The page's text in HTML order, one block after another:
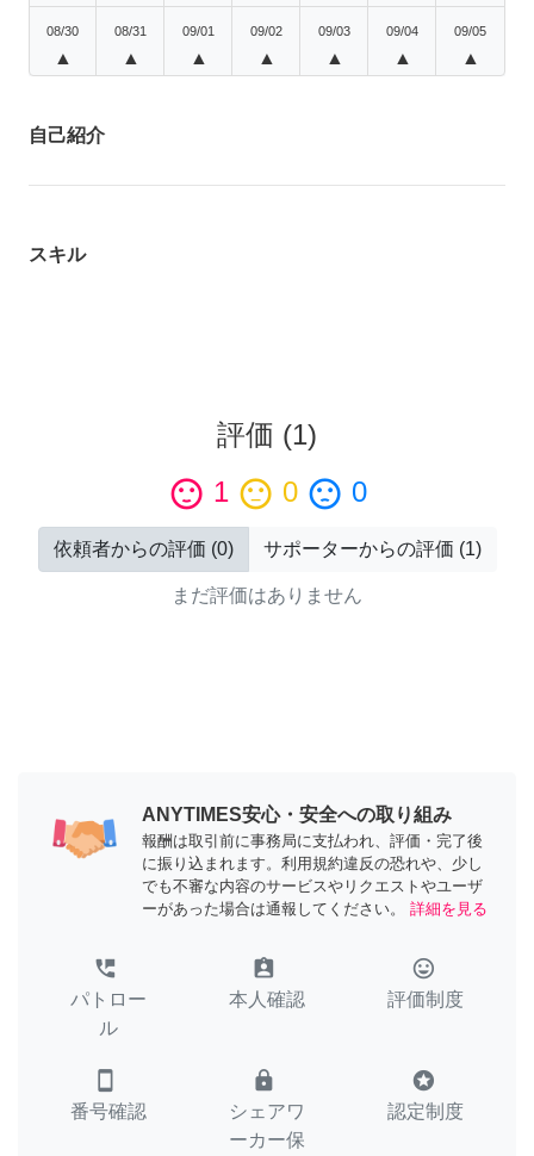
08/30
▲
08/31
▲
09/01
▲
09/02
▲
09/03
▲
09/04
▲
09/05
▲
自己紹介
スキル
評価 (1)
sentiment_satisfied 1 sentiment_neutral 0 sentiment_dissatisfied 0
依頼者からの評価 (0) サポーターからの評価 (1)
まだ評価はありません
ANYTIMES安心・安全への取り組み
報酬は取引前に事務局に支払われ、評価・完了後
に振り込まれます。利用規約違反の恐れや、少し
でも不審な内容のサービスやリクエストやユーザ
ーがあった場合は通報してください。
詳細を見る
perm_phone_msg
パトロー
ル
assignment_ind
本人確認
tag_faces
評価制度
smartphone
番号確認
lock
シェアワ
ーカー保
stars
認定制度